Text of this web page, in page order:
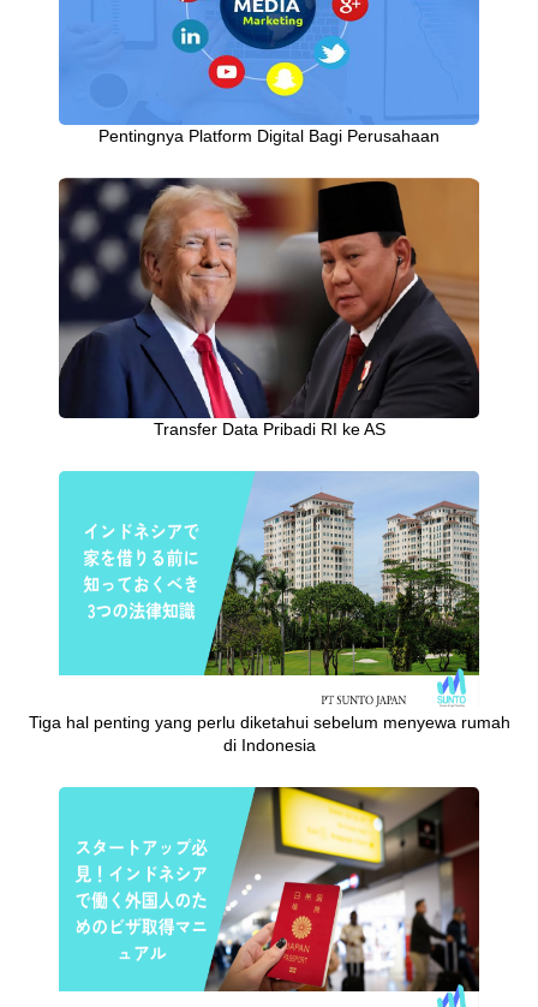
Pentingnya Platform Digital Bagi Perusahaan
Transfer Data Pribadi RI ke AS
Tiga hal penting yang perlu diketahui sebelum menyewa rumah
di Indonesia